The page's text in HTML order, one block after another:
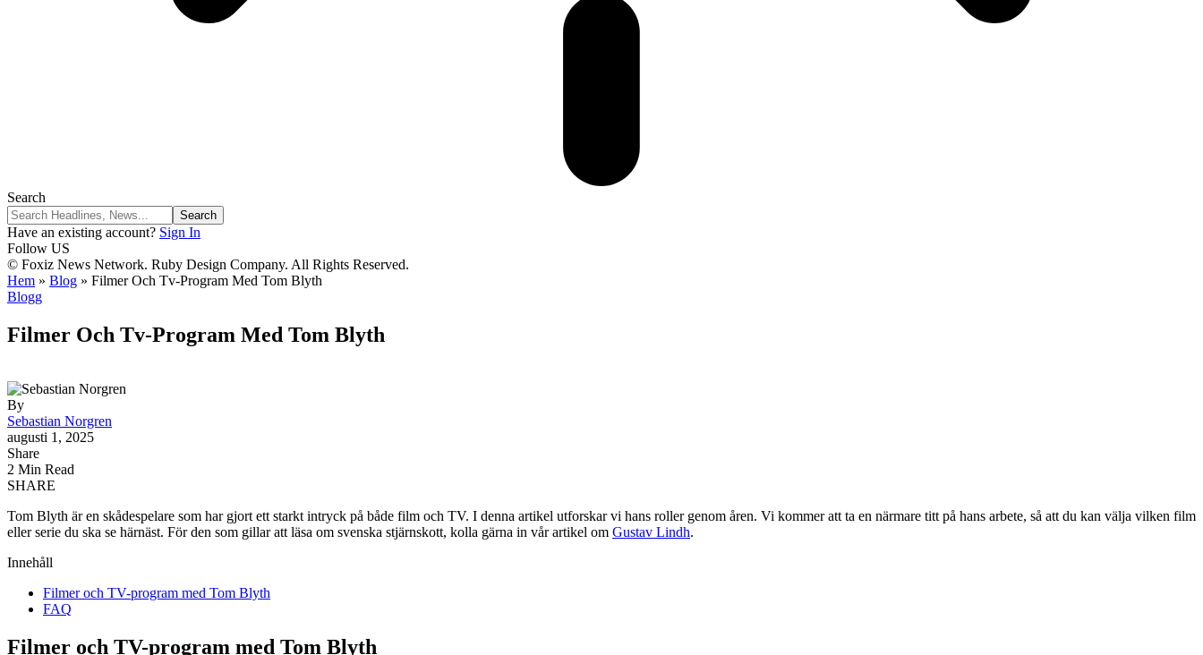
Search
Have an existing account? Sign In
Follow US
© Foxiz News Network. Ruby Design Company. All Rights Reserved.
Hem » Blog » Filmer Och Tv-Program Med Tom Blyth
Blogg
Filmer Och Tv-Program Med Tom Blyth
By
Sebastian Norgren
augusti 1, 2025
Share
2 Min Read
SHARE
Tom Blyth är en skådespelare som har gjort ett starkt intryck på både film och TV. I denna artikel utforskar vi hans roller genom åren. Vi kommer att ta en närmare titt på hans arbete, så att du kan välja vilken film
eller serie du ska se härnäst. För den som gillar att läsa om svenska stjärnskott, kolla gärna in vår artikel om Gustav Lindh.
Innehåll
Filmer och TV-program med Tom Blyth
FAQ
Filmer och TV-program med Tom Blyth